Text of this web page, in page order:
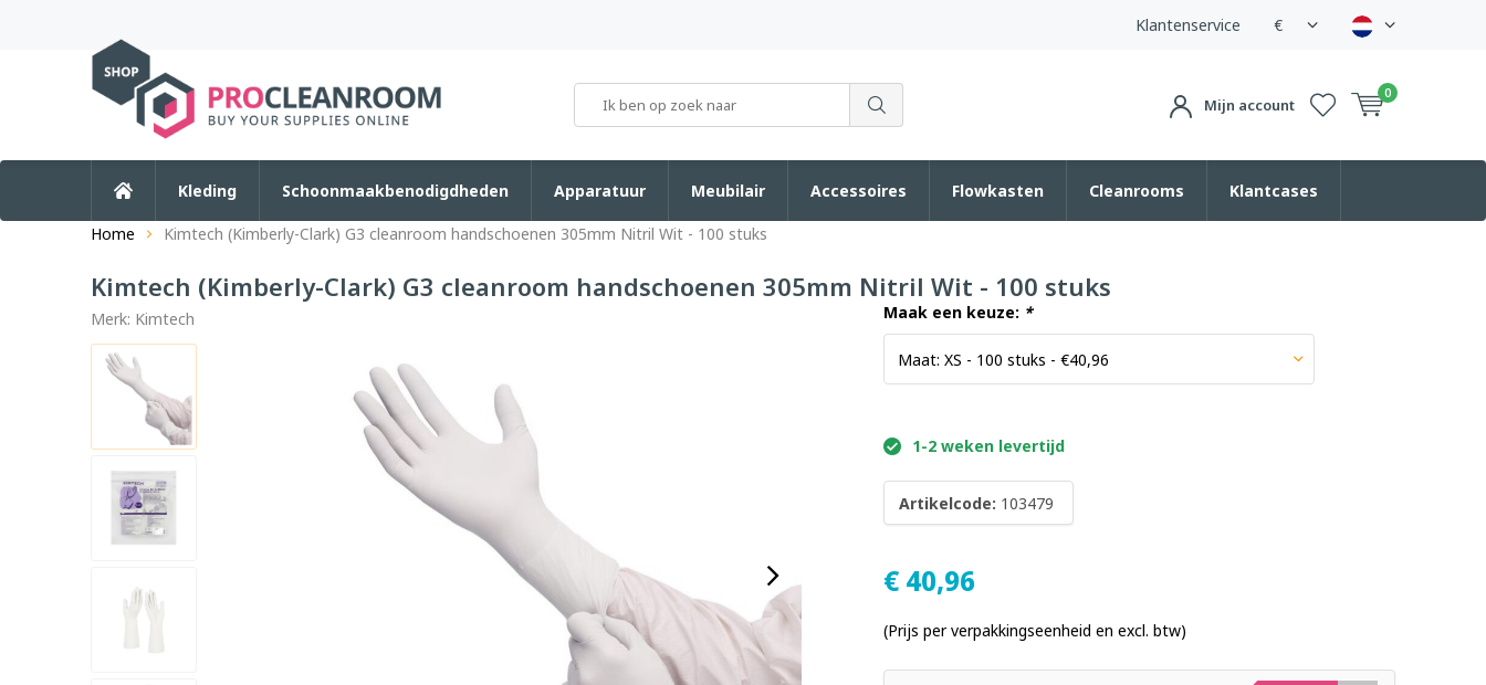
Klantenservice €
Mijn account
0
Kleding Schoonmaakbenodigdheden Apparatuur Meubilair Accessoires Flowkasten Cleanrooms Klantcases
Home Kimtech (Kimberly-Clark) G3 cleanroom handschoenen 305mm Nitril Wit - 100 stuks
Kimtech (Kimberly-Clark) G3 cleanroom handschoenen 305mm Nitril Wit - 100 stuks
Merk: Kimtech Maak een keuze: *
1-2 weken levertijd
Artikelcode: 103479
€ 40,96
(Prijs per verpakkingseenheid en excl. btw)